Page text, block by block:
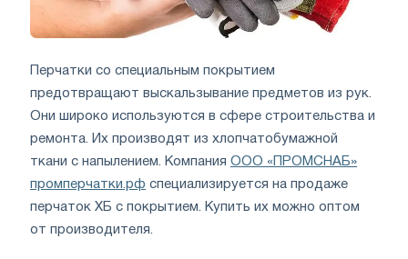
Перчатки со специальным покрытием
предотвращают выскальзывание предметов из рук.
Они широко используются в сфере строительства и
ремонта. Их производят из хлопчатобумажной
ткани с напылением. Компания ООО «ПРОМСНАБ»
промперчатки.рф специализируется на продаже
перчаток ХБ с покрытием. Купить их можно оптом
от производителя.